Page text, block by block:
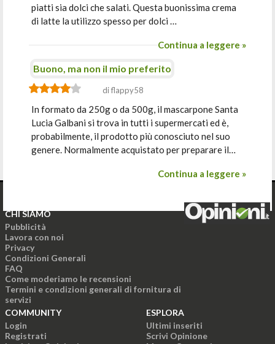
piatti sia dolci che salati. Questa buonissima crema
di latte la utilizzo spesso per dolci …
Continua a leggere »
Buono, ma non il mio preferito
di flappy58
In formato da 250g o da 500g, il mascarpone Santa
Lucia Galbani si trova in tutti i supermercati ed è,
probabilmente, il prodotto più conosciuto nel suo
genere. Normalmente acquistato per preparare il…
Continua a leggere »
CHI SIAMO
Pubblicità
Lavora con noi
Privacy
Condizioni Generali
FAQ
Come moderiamo le recensioni
Termini e condizioni generali di fornitura di
servizi
COMMUNITY
Login
Registrati
ESPLORA
Ultimi inseriti
Scrivi Opinione